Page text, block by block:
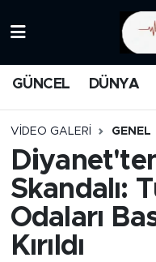
GÜNCEL DÜNYA
VIDEO GALERI GENEL
Skandalı:
Odaları
Kırıldı
MEDYA
FİNANS
İstanbul Namaz
Trafik Durumu
Süper Lig Puan